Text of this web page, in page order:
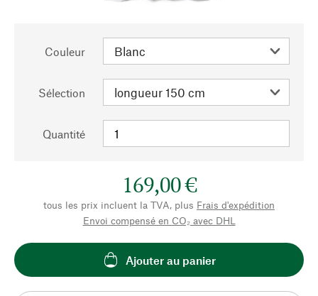
Couleur
Sélection
Quantité
169,00 €
tous les prix incluent la TVA, plus Frais d'expédition
Envoi compensé en CO₂ avec DHL
Ajouter au panier